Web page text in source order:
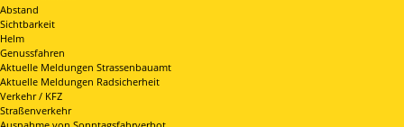
Abstand
Sichtbarkeit
Helm
Genussfahren
Aktuelle Meldungen Strassenbauamt
Aktuelle Meldungen Radsicherheit
Verkehr / KFZ
Straßenverkehr